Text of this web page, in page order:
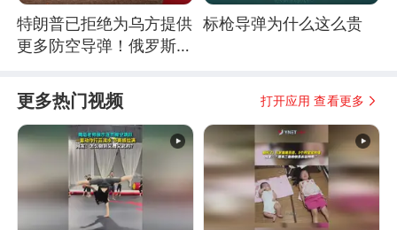
特朗普已拒绝为乌方提供
更多防空导弹！俄罗斯抓
标枪导弹为什么这么贵
更多热门视频 打开应用 查看更多